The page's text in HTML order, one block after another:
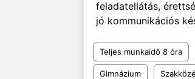
feladatellátás,
jó kommunikációs
Teljes munkaidő 8 óra
Gimnázium